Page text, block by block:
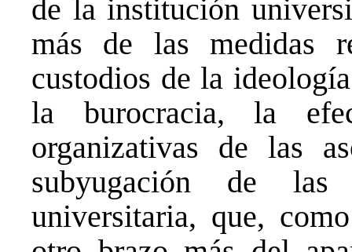
de la institución
más de las medidas
custodios de la
la burocracia, la
organizativas de las
subyugación de
universitaria, que,